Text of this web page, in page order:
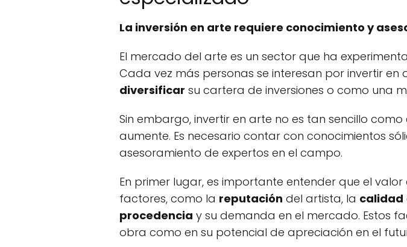
La inversión en arte requiere conocimiento y
El mercado del arte es un sector que ha
Cada vez más personas se interesan por invertir
diversificar su cartera de inversiones o como una
Sin embargo, invertir en arte no es tan sencillo
aumente. Es necesario contar con conocimientos
asesoramiento de expertos en el campo.
En primer lugar, es importante entender que el
factores, como la reputación del artista, la calidad
procedencia y su demanda en el mercado. Estos
obra como en su potencial de apreciación en el